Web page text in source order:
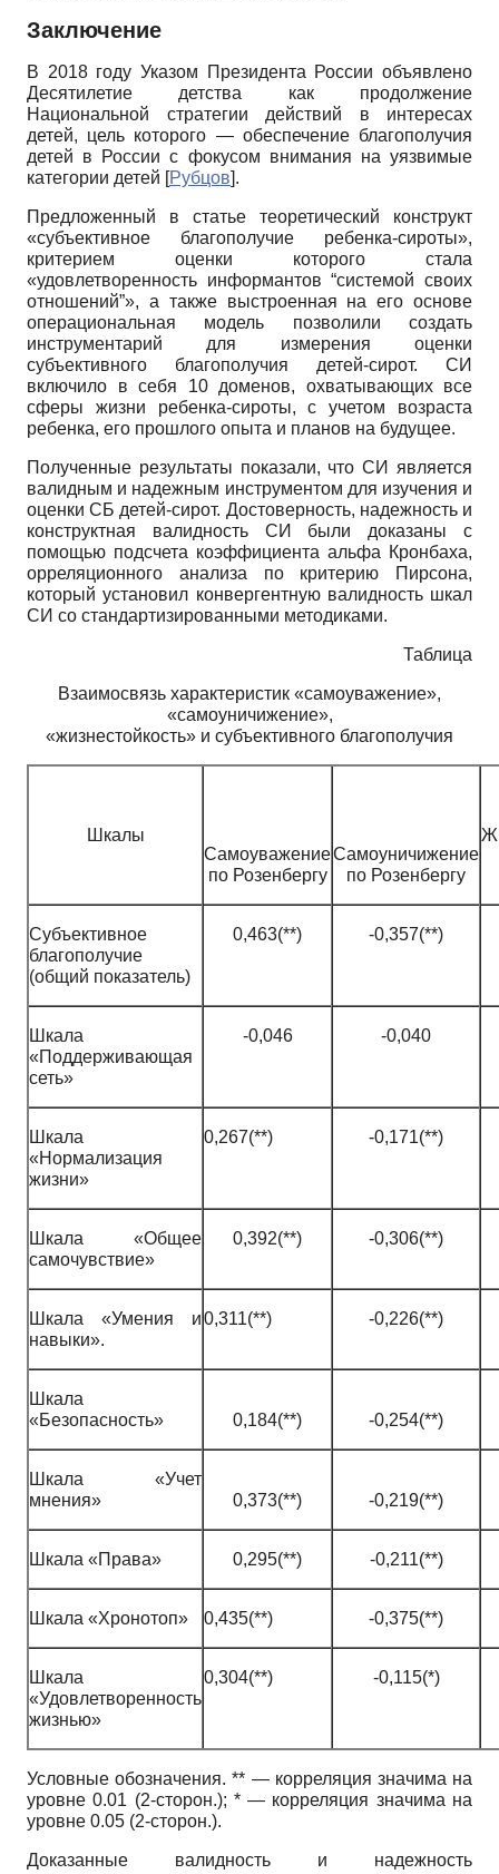
Заключение
В 2018 году Указом Президента России объявлено
Десятилетие детства как продолжение
Национальной стратегии действий в интересах
детей, цель которого — обеспечение благополучия
детей в России с фокусом внимания на уязвимые
категории детей [Рубцов].
Предложенный в статье теоретический конструкт
«субъективное благополучие ребенка-сироты»,
критерием оценки которого стала
«удовлетворенность информантов “системой своих
отношений”», а также выстроенная на его основе
операциональная модель позволили создать
инструментарий для измерения оценки
субъективного благополучия детей-сирот. СИ
включило в себя 10 доменов, охватывающих все
сферы жизни ребенка-сироты, с учетом возраста
ребенка, его прошлого опыта и планов на будущее.
Полученные результаты показали, что СИ является
валидным и надежным инструментом для изучения и
оценки СБ детей-сирот. Достоверность, надежность и
конструктная валидность СИ были доказаны с
помощью подсчета коэффициента альфа Кронбаха,
орреляционного анализа по критерию Пир­сона,
который установил конвергентную валидность шкал
СИ со стандартизированными методиками.
Таблица
Взаимосвязь характеристик «самоуважение»,
«самоуничижение»,
«жизнестойкость» и субъективного благополучия
Шкалы
Самоуважение
по Розенбергу
Самоуничижение
по Розенбергу
Субъективное
благополучие
(общий показатель)
0,463(**) -0,357(**)
Шкала
«Поддерживающая
сеть»
-0,046 -0,040
Шкала
«Нормализация
жизни»
0,267(**) -0,171(**)
Шкала «Общее
самочувствие»
0,392(**) -0,306(**)
Шкала «Умения и
навыки».
0,311(**) -0,226(**)
Шкала
«Безопасность»
0,184(**) -0,254(**)
Шкала «Учет
мнения»
0,373(**) -0,219(**)
Шкала «Права» 0,295(**) -0,211(**)
Шкала «Хронотоп» 0,435(**) -0,375(**)
Шкала
«Удовлетворенность
жизнью»
0,304(**) -0,115(*)
Условные обозначения. ** — корреляция значима на
уровне 0.01 (2-сторон.); * — корреляция значима на
уровне 0.05 (2-сторон.).
Доказанные валидность и надежность